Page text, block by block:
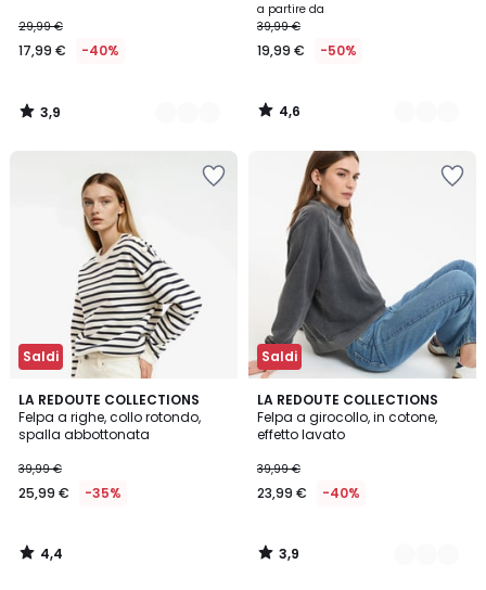
€
Invece
29,99
€
applicato.
29,99 €
17,99 € -40%
3,9
/
a partire da
39,99 €
19,99 € -50%
4,6
/
Saldi
LA REDOUTE COLLECTIONS
Felpa a righe, collo rotondo,
spalla abbottonata
39,99 €
25,99 € -35%
4,4
/ 5
4,4
/
Saldi
LA REDOUTE COLLECTIONS
Felpa a girocollo, in cotone,
effetto lavato
39,99 €
23,99 € -40%
3,9
/ 5
3
Colori
3,9
/